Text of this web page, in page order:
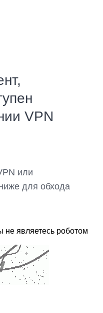
VPN
или
для обхода
не являетесь роботом